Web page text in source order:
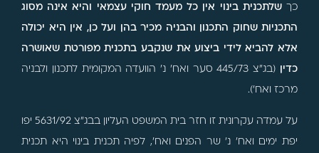
כךשלתכנית בינוי אין כל מעמד חוקי עצמאי והיא אינה מסוג
התכניות שחוק התכנון והבניה מכיר בהן ועל כן, אין היא יכולה
אלא להביא לידי ביצוע את שנקבע בתכנית מפורטת שאושרה
כדין (בג"צ 445/73 סער ואח' נ' הוועדה המקומית לתכנון ולבניה
מרכז ואח').
על עמדה עקרונית זו חזר בית המשפט העליון בבג"צ 5631/92 יפו
יפת ימים ואח' נ' שר הפנים ואח', לפיה תכנית בינוי היא תכנית